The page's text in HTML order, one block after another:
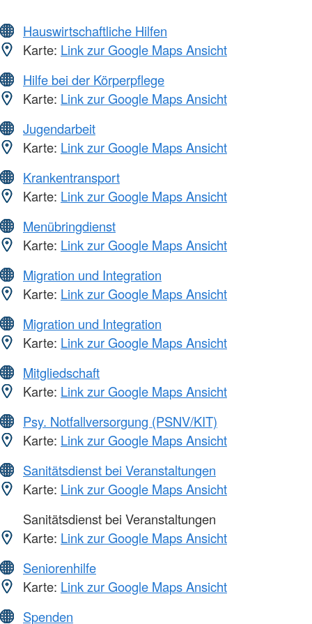
Hauswirtschaftliche Hilfen
Karte: Link zur Google Maps Ansicht
Hilfe bei der Körperpflege
Karte: Link zur Google Maps Ansicht
Jugendarbeit
Karte: Link zur Google Maps Ansicht
Krankentransport
Karte: Link zur Google Maps Ansicht
Menübringdienst
Karte: Link zur Google Maps Ansicht
Migration und Integration
Karte: Link zur Google Maps Ansicht
Migration und Integration
Karte: Link zur Google Maps Ansicht
Mitgliedschaft
Karte: Link zur Google Maps Ansicht
Psy. Notfallversorgung (PSNV/KIT)
Karte: Link zur Google Maps Ansicht
Sanitätsdienst bei Veranstaltungen
Karte: Link zur Google Maps Ansicht
Sanitätsdienst bei Veranstaltungen
Karte: Link zur Google Maps Ansicht
Seniorenhilfe
Karte: Link zur Google Maps Ansicht
Spenden